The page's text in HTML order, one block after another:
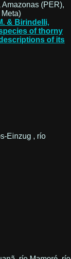
(PER),
& Birindelli,
of thorny
of its
Einzug , río